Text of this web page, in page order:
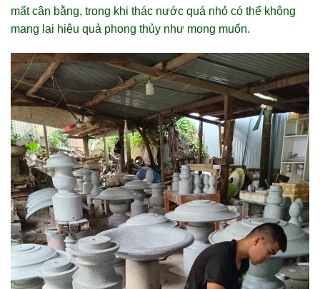
mất cân bằng, trong khi thác nước quá nhỏ có thể không
mang lại hiệu quả phong thủy như mong muốn.